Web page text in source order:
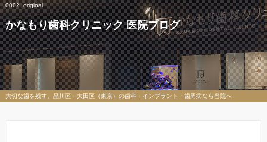
0002_original
かなもり歯科クリニック 医院ブログ
大切な歯を残す。品川区・大田区（東京）の歯科・インプラント・歯周病なら当院へ